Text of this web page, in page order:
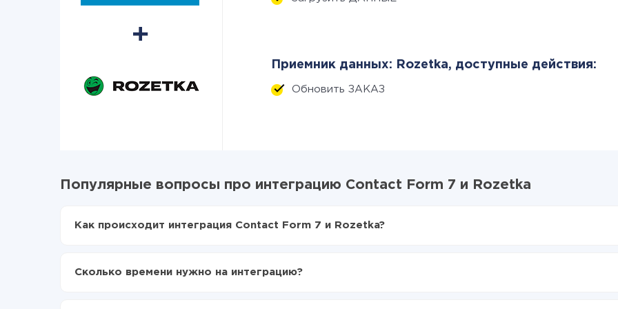
Приемник данных: Rozetka, доступные действия:
Обновить ЗАКАЗ
Популярные вопросы про интеграцию Contact Form 7 и Rozetka
Как происходит интеграция Contact Form 7 и Rozetka?
Включаете автообновление
Сколько времени нужно на интеграцию?